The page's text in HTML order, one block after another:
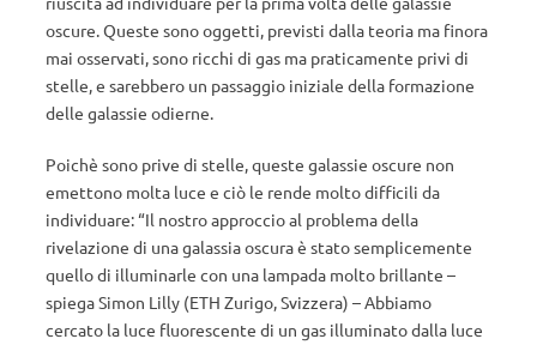
oscure. Queste sono oggetti, previsti dalla teoria ma finora
mai osservati, sono ricchi di gas ma praticamente privi di
stelle, e sarebbero un passaggio iniziale della formazione
delle galassie odierne.
Poichè sono prive di stelle, queste galassie oscure non
emettono molta luce e ciò le rende molto difficili da
individuare: “Il nostro approccio al problema della
rivelazione di una galassia oscura è stato semplicemente
quello di illuminarle con una lampada molto brillante –
spiega Simon Lilly (ETH Zurigo, Svizzera) – Abbiamo
cercato la luce fluorescente di un gas illuminato dalla luce